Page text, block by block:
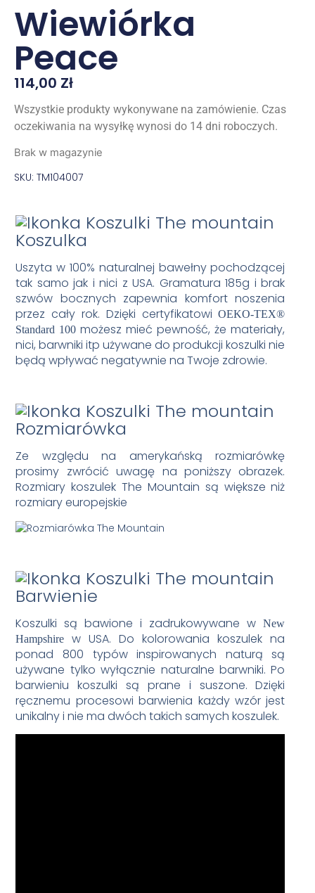
Wiewiórka
Peace
114,00 Zł
Wszystkie produkty wykonywane na zamówienie. Czas
oczekiwania na wysyłkę wynosi do 14 dni roboczych.
Brak w magazynie
SKU: TM104007
Koszulka
Uszyta w 100% naturalnej bawełny pochodzącej
tak samo jak i nici z USA. Gramatura 185g i brak
szwów bocznych zapewnia komfort noszenia
przez cały rok. Dzięki certyfikatowiOEKO-TEX®
Standard 100możesz mieć pewność, że materiały,
nici, barwniki itp używane do produkcji koszulki nie
będą wpływać negatywnie na Twoje zdrowie.
Rozmiarówka
Ze względu na amerykańską rozmiarówkę
prosimy zwrócić uwagę na poniższy obrazek.
Rozmiary koszulek The Mountain są większe niż
rozmiary europejskie
Barwienie
Koszulki są bawione i zadrukowywane wNew
Hampshire
w USA. Do kolorowania koszulek na
ponad 800 typów inspirowanych naturą są
używane tylko wyłącznie naturalne barwniki. Po
barwieniu koszulki są prane i suszone. Dzięki
ręcznemu procesowi barwienia każdy wzór jest
unikalny i nie ma dwóch takich samych koszulek.